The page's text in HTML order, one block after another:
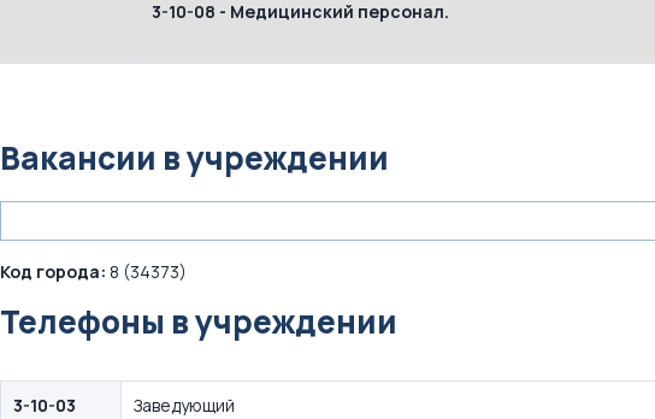
3-10-08 - Медицинский персонал.
Вакансии в учреждении
Код города: 8 (34373)
Телефоны в учреждении
3-10-03 Заведующий